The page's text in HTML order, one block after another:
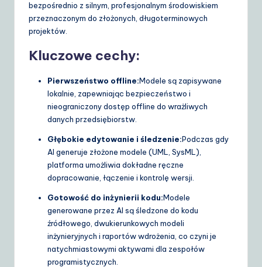
bezpośrednio z silnym, profesjonalnym środowiskiem
przeznaczonym do złożonych, długoterminowych
projektów.
Kluczowe cechy:
Pierwszeństwo offline:Modele są zapisywane
lokalnie, zapewniając bezpieczeństwo i
nieograniczony dostęp offline do wrażliwych
danych przedsiębiorstw.
Głębokie edytowanie i śledzenie:Podczas gdy
AI generuje złożone modele (UML, SysML),
platforma umożliwia dokładne ręczne
dopracowanie, łączenie i kontrolę wersji.
Gotowość do inżynierii kodu:Modele
generowane przez AI są śledzone do kodu
źródłowego, dwukierunkowych modeli
inżynieryjnych i raportów wdrożenia, co czyni je
natychmiastowymi aktywami dla zespołów
programistycznych.